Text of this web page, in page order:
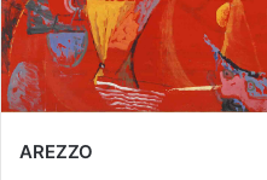
AREZZO